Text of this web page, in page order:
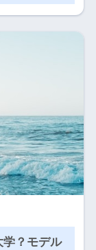
学？モデル